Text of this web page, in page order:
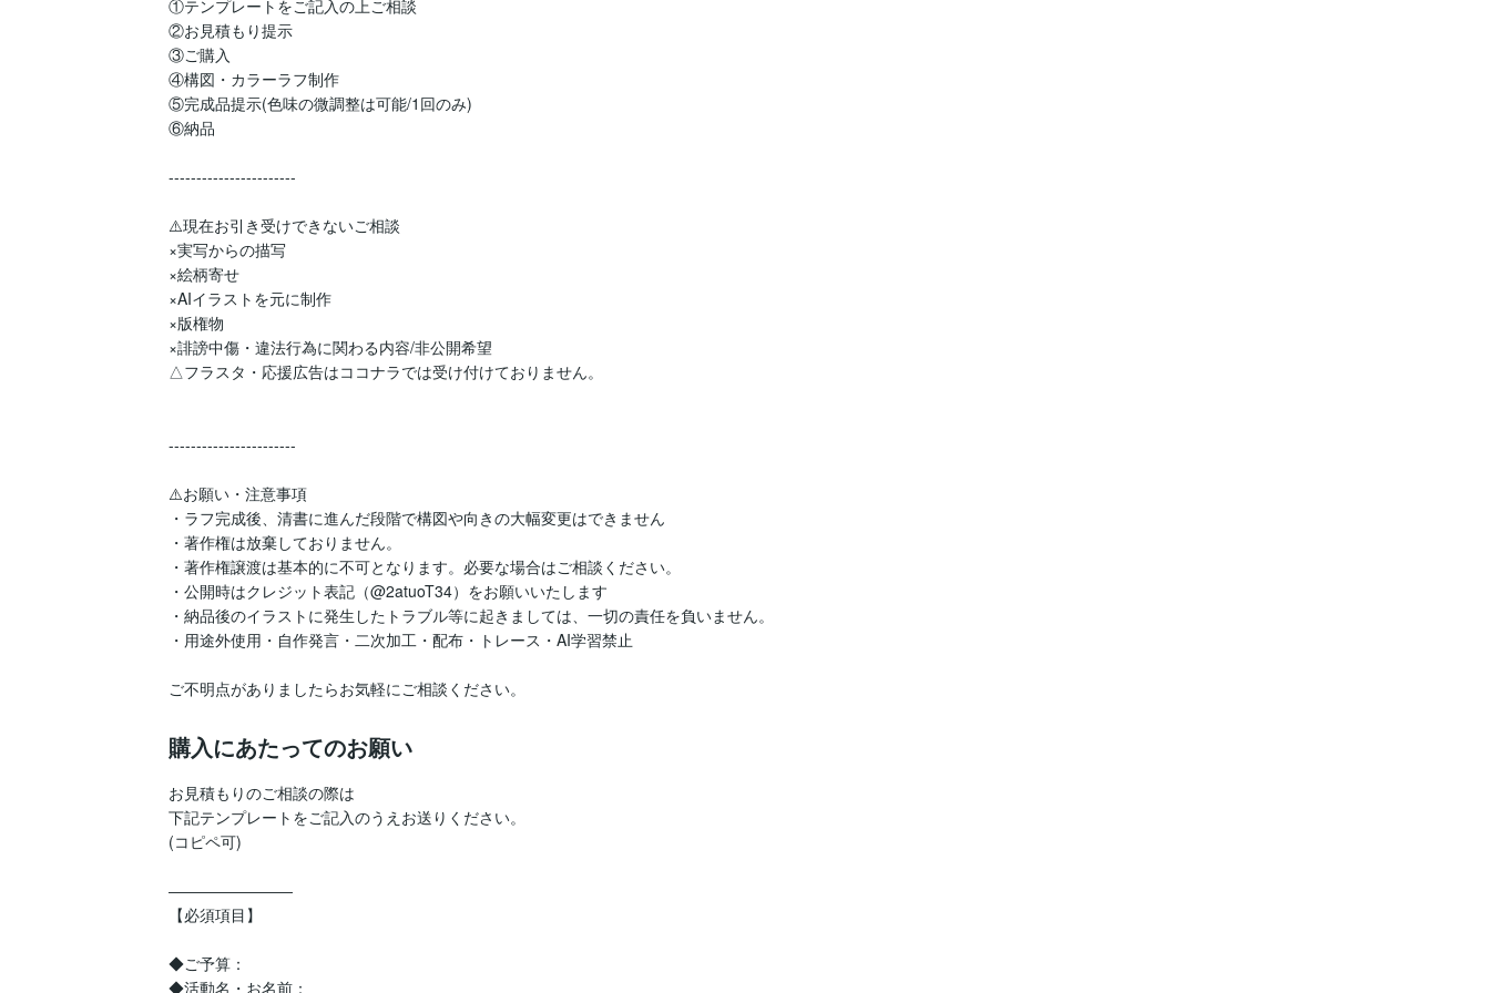
①テンプレートをご記入の上ご相談
②お見積もり提示
③ご購入
④構図・カラーラフ制作
⑤完成品提示(色味の微調整は可能/1回のみ)
⑥納品
︎︎︎︎-----------------------
⚠️現在お引き受けできないご相談
×実写からの描写
×絵柄寄せ
×AIイラストを元に制作
×版権物
×誹謗中傷・違法行為に関わる内容/非公開希望
△フラスタ・応援広告はココナラでは受け付けておりません。
-----------------------
⚠️お願い・注意事項
・ラフ完成後、清書に進んだ段階で構図や向きの大幅変更はできません
・著作権は放棄しておりません。
・著作権譲渡は基本的に不可となります。必要な場合はご相談ください。
・公開時はクレジット表記（@2atuoT34）をお願いいたします
・納品後のイラストに発生したトラブル等に起きましては、一切の責任を負いません。
・用途外使用・自作発言・二次加工・配布・トレース・AI学習禁止
購入にあたってのお願い
お見積もりのご相談の際は
下記テンプレートをご記入のうえお送りください。
(コピペ可)
――――――――
【必須項目】
◆ご予算：
◆活動名・お名前：